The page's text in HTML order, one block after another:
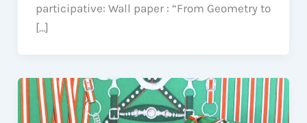
participative: Wall paper : “From Geometry to
[…]